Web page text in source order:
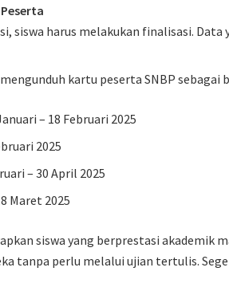
siswa harus melakukan finalisasi.
kartu peserta SNBP sebagai
– 18 Februari 2025
2025
– 30 April 2025
Maret 2025
siswa yang berprestasi akademik
tanpa perlu melalui ujian tertulis.